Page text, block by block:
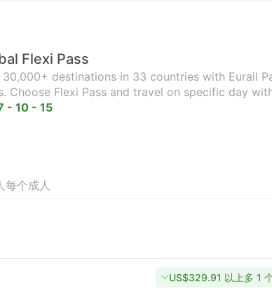
Flexi Pass
destinations in 33 countries with Eurail
Choose Flexi Pass and travel on specific day
- 10 - 15
每个成人
US$329.91 以上多 1